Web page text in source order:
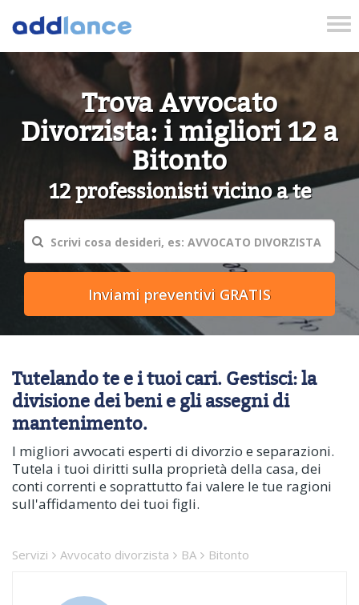
Trova Avvocato
Divorzista: i migliori 12 a
Bitonto
12 professionisti vicino a te
Tutelando te e i tuoi cari. Gestisci: la
divisione dei beni e gli assegni di
mantenimento.
I migliori avvocati esperti di divorzio e separazioni.
Tutela i tuoi diritti sulla proprietà della casa, dei
conti correnti e soprattutto fai valere le tue ragioni
sull'affidamento dei tuoi figli.
Servizi Avvocato divorzista BA Bitonto